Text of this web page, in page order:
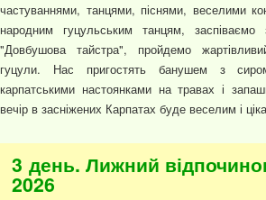
частуваннями, танцями, піснями, веселими
народним гуцульським танцям,
"Довбушова тайстра", пройдемо
гуцули. Нас пригостять банушем з
карпатськими настоянками на травах і
вечір в засніжених Карпатах буде веселим і
3 день. Лижний
2026